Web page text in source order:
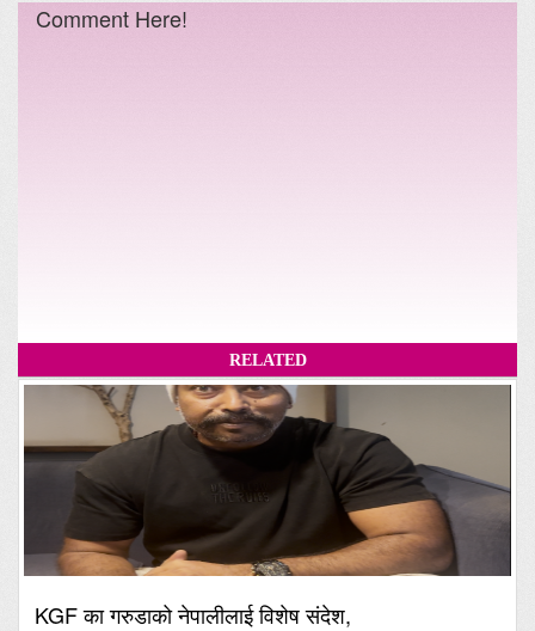
Comment Here!
RELATED
KGF का गरुडाको नेपालीलाई विशेष संदेश,